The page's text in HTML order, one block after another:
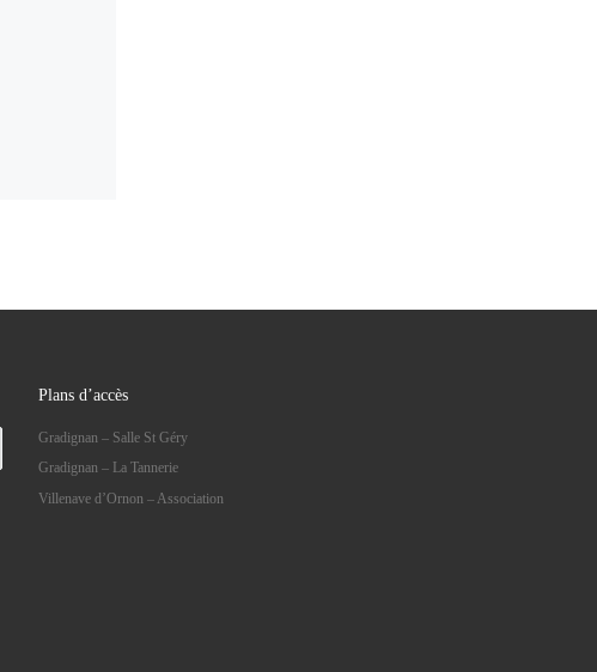
Plans d’accès
Gradignan – Salle St Géry
Gradignan – La Tannerie
Villenave d’Ornon – Association